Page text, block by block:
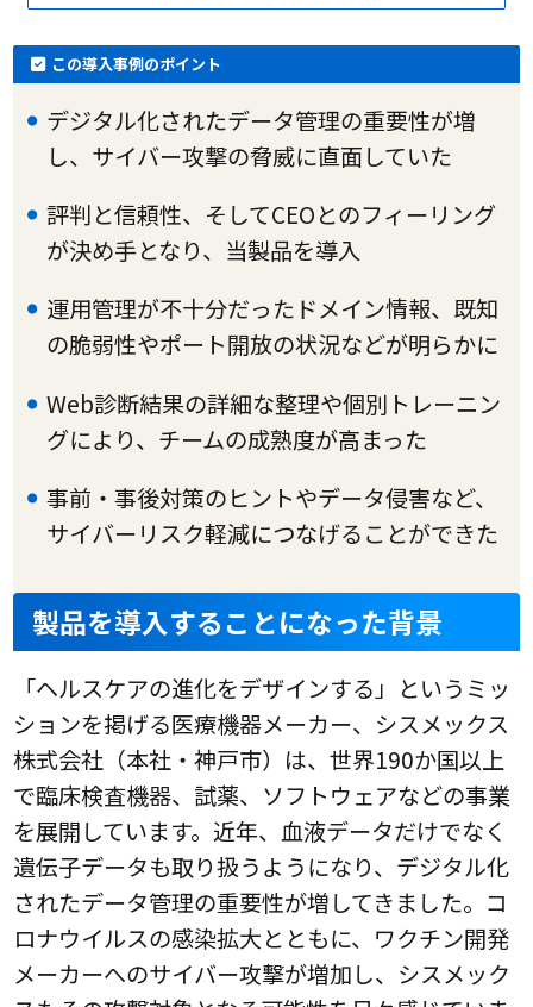
この導入事例のポイント
デジタル化されたデータ管理の重要性が増
し、サイバー攻撃の脅威に直面していた
評判と信頼性、そしてCEOとのフィーリング
が決め手となり、当製品を導入
運用管理が不十分だったドメイン情報、既知
の脆弱性やポート開放の状況などが明らかに
Web診断結果の詳細な整理や個別トレーニン
グにより、チームの成熟度が高まった
事前・事後対策のヒントやデータ侵害など、
サイバーリスク軽減につなげることができた
製品を導入することになった背景
「ヘルスケアの進化をデザインする」というミッ
ションを掲げる医療機器メーカー、シスメックス
株式会社（本社・神戸市）は、世界190か国以上
で臨床検査機器、試薬、ソフトウェアなどの事業
を展開しています。近年、血液データだけでなく
遺伝子データも取り扱うようになり、デジタル化
されたデータ管理の重要性が増してきました。コ
ロナウイルスの感染拡大とともに、ワクチン開発
メーカーへのサイバー攻撃が増加し、シスメック